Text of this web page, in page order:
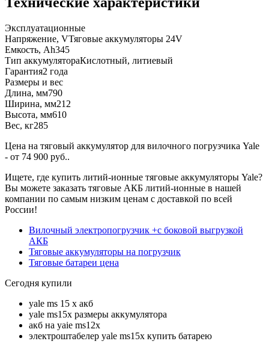
Эксплуатационные
Напряжение, VТяговые аккумуляторы 24V
Емкость, Ah345
Тип аккумулятораКислотный, литиевый
Гарантия2 года
Размеры и вес
Длина, мм790
Ширина, мм212
Высота, мм610
Вес, кг285
Цена на тяговый аккумулятор для вилочного погрузчика Yale
- от 74 900 руб..
Ищете, где купить литий-ионные тяговые аккумуляторы Yale?
Вы можете заказать тяговые АКБ литий-ионные в нашей
компании по самым низким ценам с доставкой по всей
России!
Вилочный электропогрузчик +с боковой выгрузкой
АКБ
Тяговые аккумуляторы на погрузчик
Тяговые батареи цена
Сегодня купили
yale ms 15 x акб
yale ms15x размеры аккумулятора
акб на yaie ms12х
электроштабелер yale ms15x купить батарею